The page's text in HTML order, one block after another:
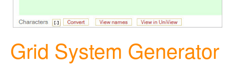
Grid System Generator